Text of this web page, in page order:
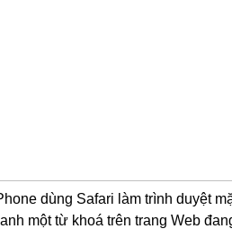
dùng Safari làm trình duyệt
một từ khoá trên trang Web